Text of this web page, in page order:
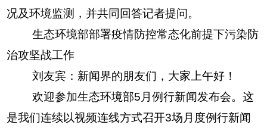
况及环境监测，并共同回答记者提问。
生态环境部部署疫情防控常态化前提下污染防
治攻坚战工作
刘友宾：新闻界的朋友们，大家上午好！
欢迎参加生态环境部5月例行新闻发布会。这
是我们连续以视频连线方式召开3场月度例行新闻